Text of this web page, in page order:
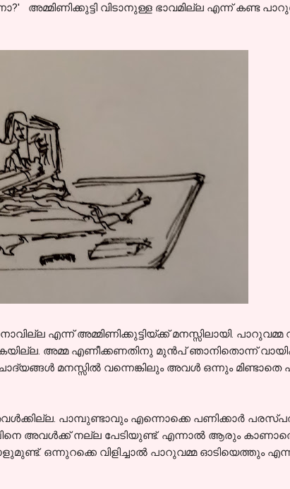
അമ്മിണിക്കുട്ടി വിടാനുള്ള ഭാവമില്ല എന്ന് കണ്ട
എന്ന് അമ്മിണിക്കുട്ടിയ്ക്ക് മനസ്സിലായി.
അമ്മ എണീക്കണതിനു മുൻപ് ഞാനിതൊന്ന്
മനസ്സിൽ വന്നെങ്കിലും അവൾ ഒന്നും
പാമ്പുണ്ടാവും എന്നൊക്കെ പണിക്കാർ
അവൾക്ക് നല്ല പേടിയുണ്ട്. എന്നാൽ ആരും
ഒന്നുറക്കെ വിളിച്ചാൽ പാറുവമ്മ ഓടിയെത്തും